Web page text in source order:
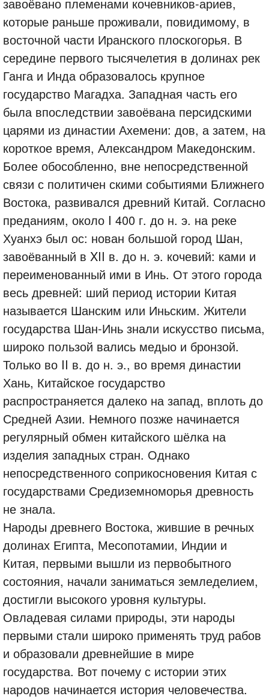
завоёвано племенами кочевников-ариев,
которые раньше проживали, повидимому, в
восточной части Иранского плоскогорья. В
середине первого тысячелетия в долинах рек
Ганга и Инда образовалось крупное
государство Магадха. Западная часть его
была впоследствии завоёвана персидскими
царями из династии Ахемени: дов, а затем, на
короткое время, Александром Македонским.
Более обособленно, вне непосредственной
связи с политичен скими событиями Ближнего
Востока, развивался древний Китай. Согласно
преданиям, около I 400 г. до н. э. на реке
Хуанхэ был ос: нован большой город Шан,
завоёванный в XII в. до н. э. кочевий: ками и
переименованный ими в Инь. От этого города
весь древней: ший период истории Китая
называется Шанским или Иньским. Жители
государства Шан-Инь знали искусство письма,
широко пользой вались медыо и бронзой.
Только во II в. до н. э., во время династии
Хань, Китайское государство
распространяется далеко на запад, вплоть до
Средней Азии. Немного позже начинается
регулярный обмен китайского шёлка на
изделия западных стран. Однако
непосредственного соприкосновения Китая с
государствами Средиземноморья древность
не знала.
Народы древнего Востока, жившие в речных
долинах Египта, Месопотамии, Индии и
Китая, первыми вышли из первобытного
состояния, начали заниматься земледелием,
достигли высокого уровня культуры.
Овладевая силами природы, эти народы
первыми стали широко применять труд рабов
и образовали древнейшие в мире
государства. Вот почему с истории этих
народов начинается история человечества.